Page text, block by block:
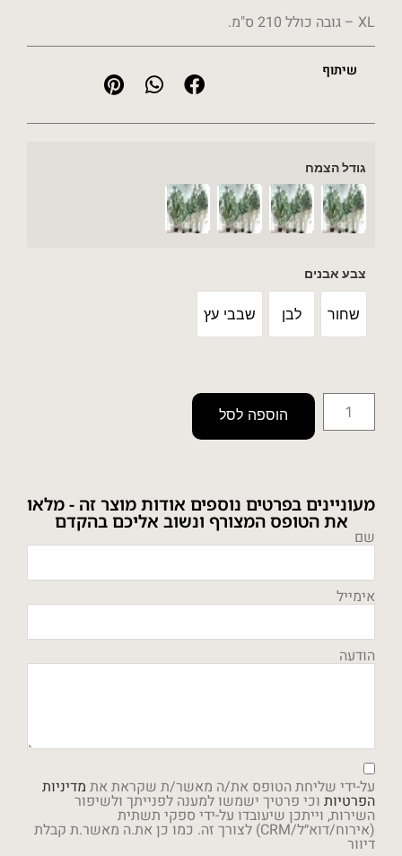
XL – גובה כולל 210 ס"מ.
שיתוף
גודל הצמח
צבע אבנים
שחור לבן שבבי עץ
הוספה לסל
מעוניינים בפרטים נוספים אודות מוצר זה - מלאו
את הטופס המצורף ונשוב אליכם בהקדם
שם
אימייל
הודעה
על-ידי שליחת הטופס את/ה מאשר/ת שקראת את מדיניות
הפרטיות וכי פרטיך ישמשו למענה לפנייתך ולשיפור
השירות, וייתכן שיעובדו על-ידי ספקי תשתית
(אירוח/דוא״ל/CRM) לצורך זה. כמו כן את.ה מאשר.ת קבלת
דיוור